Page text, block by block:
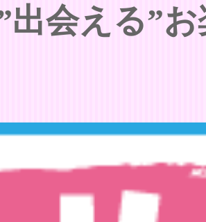
出会える”